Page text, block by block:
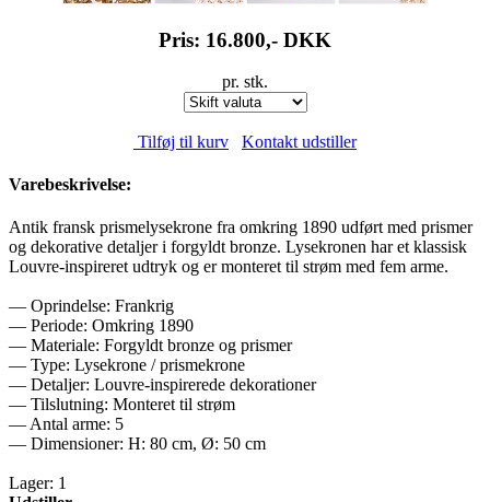
Pris: 16.800,- DKK
pr. stk.
Tilføj til kurv Kontakt udstiller
Varebeskrivelse:
Antik fransk prismelysekrone fra omkring 1890 udført med prismer
og dekorative detaljer i forgyldt bronze. Lysekronen har et klassisk
Louvre-inspireret udtryk og er monteret til strøm med fem arme.
— Oprindelse: Frankrig
— Periode: Omkring 1890
— Materiale: Forgyldt bronze og prismer
— Type: Lysekrone / prismekrone
— Detaljer: Louvre-inspirerede dekorationer
— Tilslutning: Monteret til strøm
— Antal arme: 5
— Dimensioner: H: 80 cm, Ø: 50 cm
Lager: 1